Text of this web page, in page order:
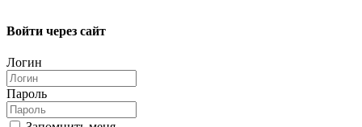
Войти через сайт
Логин
Пароль